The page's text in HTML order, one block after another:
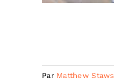
Par Matthew Staws